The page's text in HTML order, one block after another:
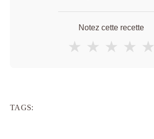
Notez cette recette
★ ★ ★ ★ ★
TAGS: